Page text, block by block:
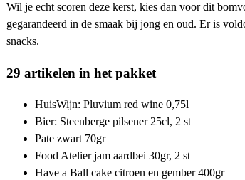
Wil je echt scoren deze kerst, kies dan voor dit
gegarandeerd in de smaak bij jong en oud. Er is
snacks.
29 artikelen in het pakket
HuisWijn: Pluvium red wine 0,75l
Bier: Steenberge pilsener 25cl, 2 st
Pate zwart 70gr
Food Atelier jam aardbei 30gr, 2 st
Have a Ball cake citroen en gember 400gr